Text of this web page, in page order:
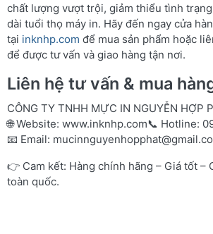
chất lượng vượt trội, giảm thiểu tình
dài tuổi thọ máy in. Hãy đến ngay cửa
tại inknhp.com để mua sản phẩm hoặc
để được tư vấn và giao hàng tận nơi.
Liên hệ tư vấn & mua
CÔNG TY TNHH MỰC IN NGUYỄN HỢP
🌐 Website: www.inknhp.com📞 Hotline:
📧 Email:
👉 Cam kết: Hàng chính hãng – Giá tốt –
toàn quốc.